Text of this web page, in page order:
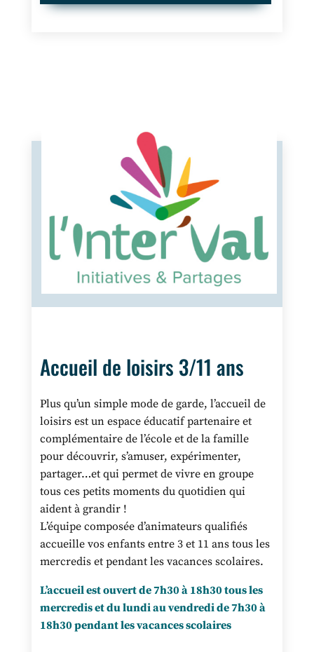
Accueil de loisirs 3/11 ans
Plus qu’un simple mode de garde, l’accueil de
loisirs est un espace éducatif partenaire et
complémentaire de l’école et de la famille
pour découvrir, s’amuser, expérimenter,
partager…et qui permet de vivre en groupe
tous ces petits moments du quotidien qui
aident à grandir !
L’équipe composée d’animateurs qualifiés
accueille vos enfants entre 3 et 11 ans tous les
mercredis et pendant les vacances scolaires.
L’accueil est ouvert de 7h30 à 18h30 tous les
mercredis et du lundi au vendredi de 7h30 à
18h30 pendant les vacances scolaires